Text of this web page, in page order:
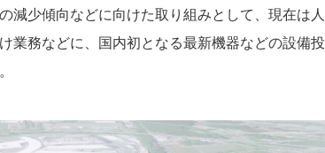
減少傾向などに向けた取り組みとして、現在は人
業務などに、国内初となる最新機器などの設備投